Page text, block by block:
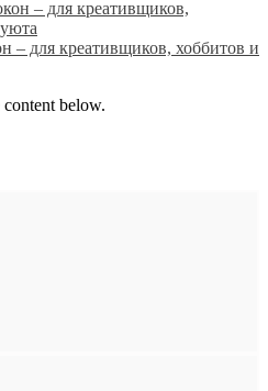
– для креативщиков, хоббитов и
below.